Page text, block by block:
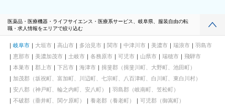
医薬品・医療機器・ライフサイエンス・医療系サービス、岐阜県、服装自由の転
職・求人情報をエリアで絞り込む
岐阜市 大垣市 高山市 多治見市 関市 中津川市 美濃市 瑞浪市
羽島市
恵那市
美濃加茂市 土岐市 各務原市 可児市 山県市 瑞穂市
飛騨市
本巣市
郡上市 下呂市 海津市
揖斐郡（揖斐川町、大野町、池田町）
加茂郡（坂祝町、富加町、川辺町、七宗町、八百津町、白川町、東白川村）
安八郡（神戸町、輪之内町、安八町）
羽島郡（岐南町、笠松町）
不破郡（垂井町、関ケ原町）
養老郡（養老町）
可児郡（御嵩町）